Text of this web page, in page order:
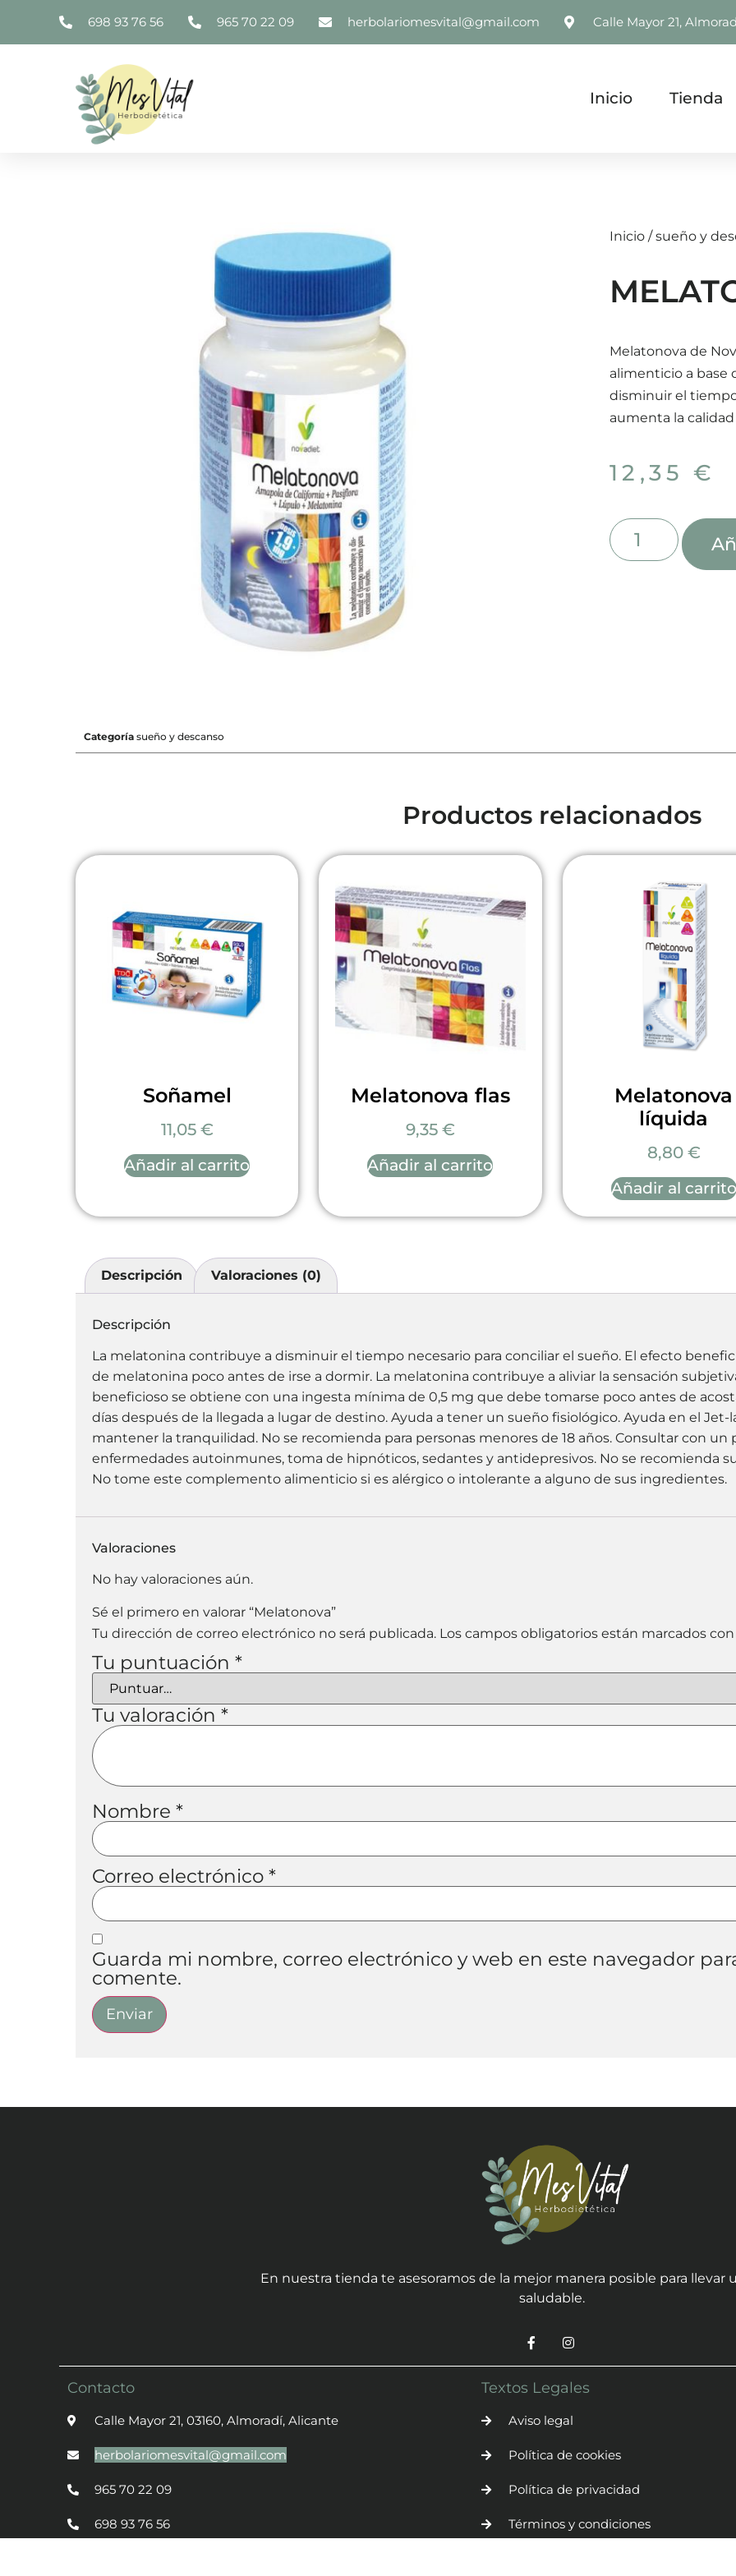
698 93 76 56 965 70 22 09 herbolariomesvital@gmail.com Calle Mayor 21,
Inicio Tienda
Inicio /sueño y
Melatonova de
alimenticio a base
disminuir el
aumenta la
12,35€
Categoría sueño y descanso
Productos relacionados
Soñamel
11,05 €
Añadir al carrito
Melatonova flas
9,35 €
Añadir al carrito
Melatonova
líquida
8,80 €
Añadir al carrito
Descripción Valoraciones (0)
Descripción
La melatonina contribuye a disminuir el tiempo necesario para conciliar el sueño. El efecto
de melatonina poco antes de irse a dormir. La melatonina contribuye a aliviar la sensación
beneficioso se obtiene con una ingesta mínima de 0,5 mg que debe tomarse poco antes de
días después de la llegada a lugar de destino. Ayuda a tener un sueño fisiológico. Ayuda en el
mantener la tranquilidad. No se recomienda para personas menores de 18 años. Consultar con un
enfermedades autoinmunes, toma de hipnóticos, sedantes y antidepresivos. No se recomienda
No tome este complemento alimenticio si es alérgico o intolerante a alguno de sus ingredientes.
Valoraciones
No hay valoraciones aún.
Sé el primero en valorar “Melatonova”
Tu dirección de correo electrónico no será publicada. Los campos obligatorios están marcados
Tu puntuación *
Tu valoración *
Nombre *
Correo electrónico *
Guarda mi nombre, correo electrónico y web en este navegador
comente.
En nuestra tienda te asesoramos de la mejor manera posible para llevar
saludable.
Contacto
Calle Mayor 21, 03160, Almoradí, Alicante
herbolariomesvital@gmail.com
965 70 22 09
698 93 76 56
Textos Legales
Aviso legal
Política de cookies
Política de privacidad
Términos y condiciones